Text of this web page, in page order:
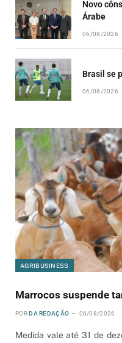
Novo
Árabe
06/08/2026
Brasil se
06/08/2026
AGRIBUSINESS
Marrocos suspende
POR DA REDAÇÃO 06/08/2026
Medida vale até 31 de